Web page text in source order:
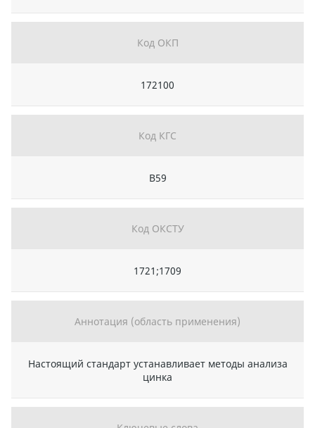
Код ОКП
172100
Код КГС
В59
Код ОКСТУ
1721;1709
Аннотация (область применения)
Настоящий стандарт устанавливает методы анализа
цинка